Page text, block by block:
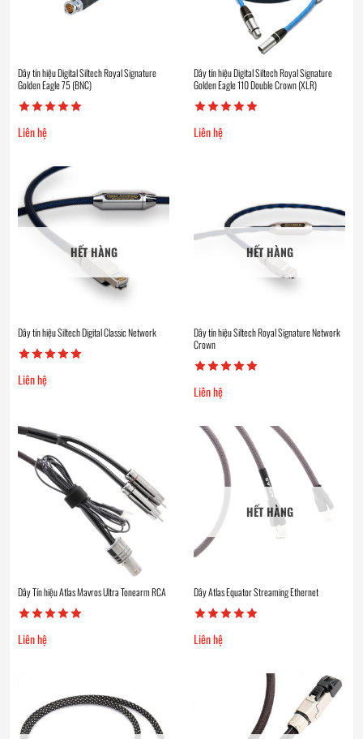
Dây tín hiệu Digital Siltech Royal Signature
Golden Eagle 75 (BNC)
Liên hệ
Dây tín hiệu Digital Siltech Royal Signature
Golden Eagle 110 Double Crown (XLR)
Liên hệ
HẾT HÀNG
Dây tín hiệu Siltech Digital Classic Network
Liên hệ
HẾT HÀNG
Dây tín hiệu Siltech Royal Signature Network
Crown
Liên hệ
Dây Tín hiệu Atlas Mavros Ultra Tonearm RCA
Liên hệ
HẾT HÀNG
Dây Atlas Equator Streaming Ethernet
Liên hệ